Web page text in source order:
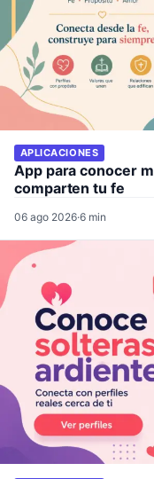
APLICACIONES
App para conocer
comparten tu fe
06 ago 2026·6 min